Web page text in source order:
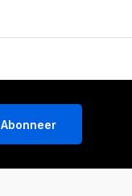
Abonneer